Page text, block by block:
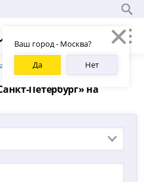
Ваш город - Москва?
Да
Нет
Петербург»
Петербург» на